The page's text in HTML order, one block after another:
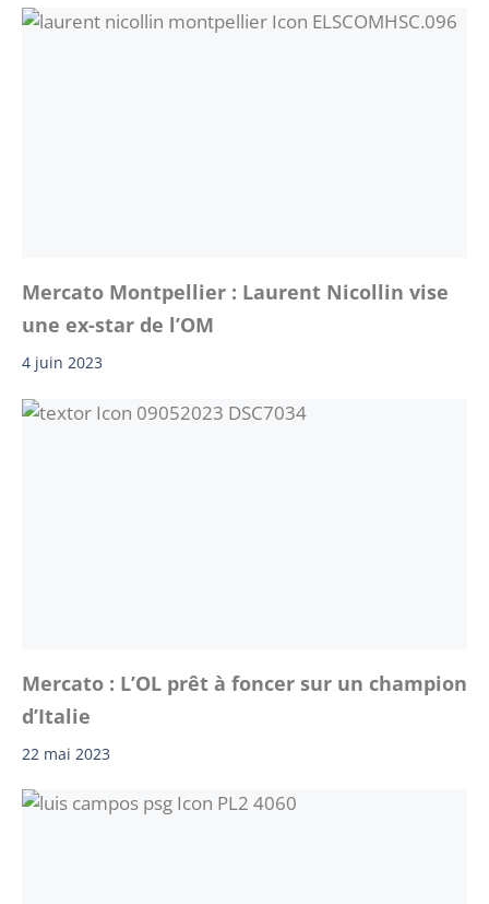
Mercato Montpellier : Laurent Nicollin vise
une ex-star de l’OM
4 juin 2023
Mercato : L’OL prêt à foncer sur un champion
d’Italie
22 mai 2023